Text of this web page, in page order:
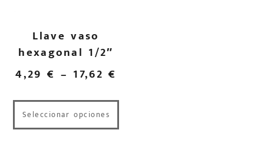
Llave vaso
hexagonal 1/2″
4,29 € – 17,62€
Seleccionar opciones